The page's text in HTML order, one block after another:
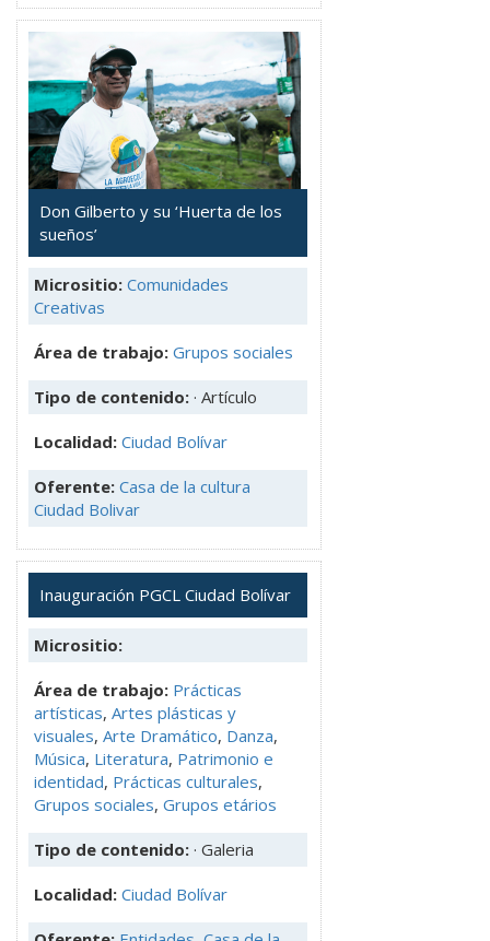
Don Gilberto y su ‘Huerta de los
sueños’
Micrositio: Comunidades
Creativas
Área de trabajo: Grupos sociales
Tipo de contenido: · Artículo
Localidad: Ciudad Bolívar
Oferente: Casa de la cultura
Ciudad Bolivar
Inauguración PGCL Ciudad Bolívar
Micrositio:
Área de trabajo: Prácticas
artísticas, Artes plásticas y
visuales, Arte Dramático, Danza,
Música, Literatura, Patrimonio e
identidad, Prácticas culturales,
Grupos sociales, Grupos etários
Tipo de contenido: · Galeria
Localidad: Ciudad Bolívar